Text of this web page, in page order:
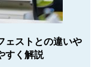
ェストとの違いや
すく解説